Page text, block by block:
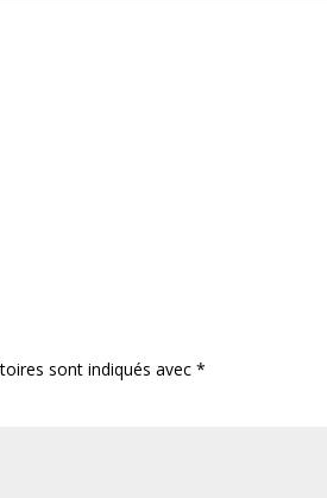
sont indiqués avec*